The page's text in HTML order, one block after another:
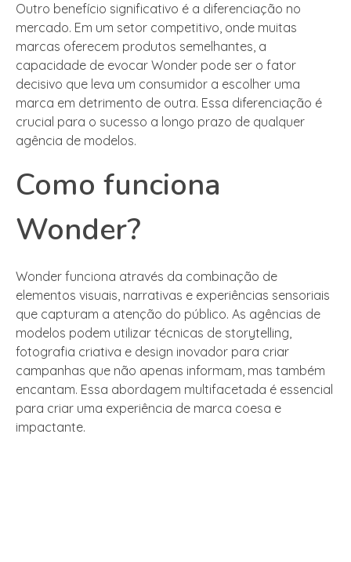
Outro benefício significativo é a diferenciação no
mercado. Em um setor competitivo, onde muitas
marcas oferecem produtos semelhantes, a
capacidade de evocar Wonder pode ser o fator
decisivo que leva um consumidor a escolher uma
marca em detrimento de outra. Essa diferenciação é
crucial para o sucesso a longo prazo de qualquer
agência de modelos.
Como funciona
Wonder?
Wonder funciona através da combinação de
elementos visuais, narrativas e experiências sensoriais
que capturam a atenção do público. As agências de
modelos podem utilizar técnicas de storytelling,
fotografia criativa e design inovador para criar
campanhas que não apenas informam, mas também
encantam. Essa abordagem multifacetada é essencial
para criar uma experiência de marca coesa e
impactante.